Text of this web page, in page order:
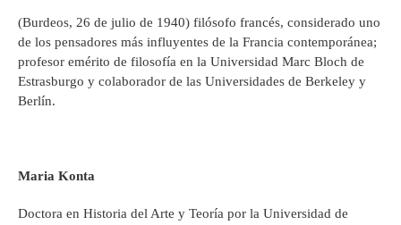
(Burdeos, 26 de julio de 1940) filósofo francés, considerado uno
de los pensadores más influyentes de la Francia contemporánea;
profesor emérito de filosofía en la Universidad Marc Bloch de
Estrasburgo y colaborador de las Universidades de Berkeley y
Berlín.
Maria Konta
Doctora en Historia del Arte y Teoría por la Universidad de